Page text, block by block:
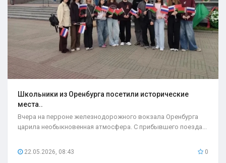
Школьники из Оренбурга посетили исторические
места..
Вчера на перроне железнодорожного вокзала Оренбурга
царила необыкновенная атмосфера. С прибывшего поезда...
22.05.2026, 08:43 0